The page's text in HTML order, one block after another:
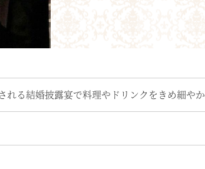
れる結婚披露宴で料理やドリンクをきめ細や